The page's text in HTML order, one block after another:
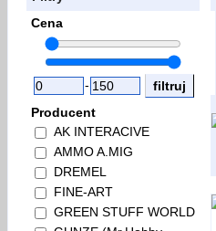
Cena
-
Producent
AK INTERACIVE
AMMO A.MIG
DREMEL
FINE-ART
GREEN STUFF WORLD